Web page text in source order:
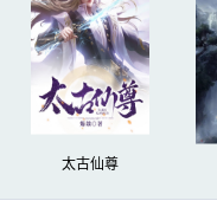
太古仙尊